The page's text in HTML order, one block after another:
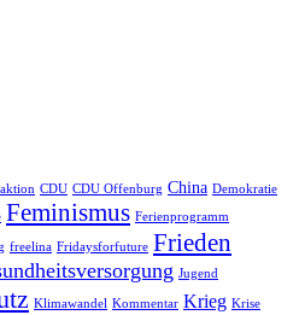
CDU CDU Offenburg China Demokratie
Feminismus Ferienprogramm
freelina Fridaysforfuture Frieden
Jugend
Klimawandel Kommentar Krieg Krise